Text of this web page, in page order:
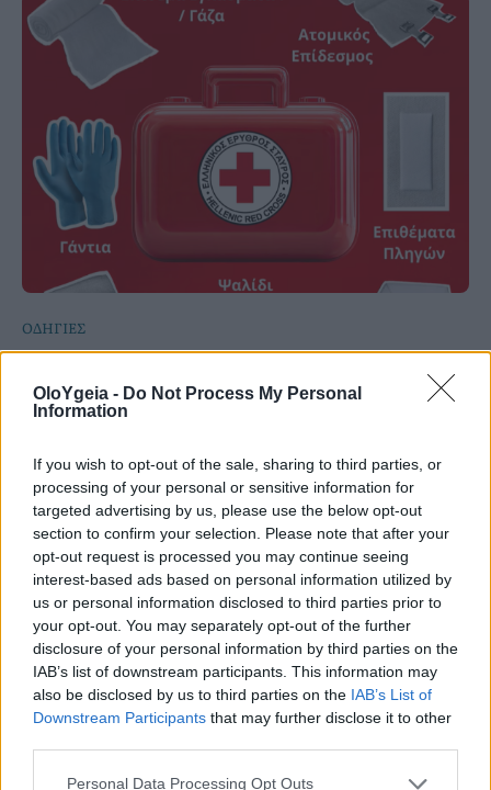
OloYgeia - Do Not Process My Personal
Information
If you wish to opt-out of the sale, sharing to third parties, or
processing of your personal or sensitive information for
targeted advertising by us, please use the below opt-out
section to confirm your selection. Please note that after your
opt-out request is processed you may continue seeing
interest-based ads based on personal information utilized by
us or personal information disclosed to third parties prior to
your opt-out. You may separately opt-out of the further
disclosure of your personal information by third parties on the
IAB’s list of downstream participants. This information may
also be disclosed by us to third parties on the IAB’s List of
Downstream Participants that may further disclose it to other
Personal Data Processing Opt Outs
ΟΔΗΓΙΕΣ
Ελληνικός Ερυθρός Σταυρός: Τι πρέπει
να περιέχει το φαρμακείο Πρώτων
Υποχρεωτικό το κουτί Πρώτων Βοηθειών στα
οχήματα. Ποια είδη είναι απαραίτητα και τι
προβλέπει η νέα απόφαση.